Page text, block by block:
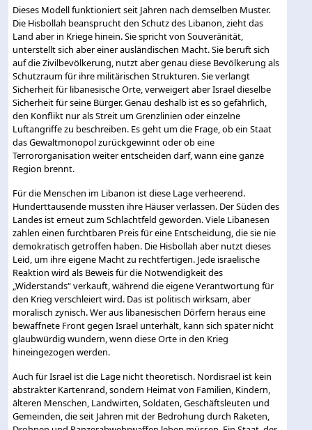
Dieses Modell funktioniert seit Jahren nach demselben Muster.
Die Hisbollah beansprucht den Schutz des Libanon, zieht das
Land aber in Kriege hinein. Sie spricht von Souveränität,
unterstellt sich aber einer ausländischen Macht. Sie beruft sich
auf die Zivilbevölkerung, nutzt aber genau diese Bevölkerung als
Schutzraum für ihre militärischen Strukturen. Sie verlangt
Sicherheit für libanesische Orte, verweigert aber Israel dieselbe
Sicherheit für seine Bürger. Genau deshalb ist es so gefährlich,
den Konflikt nur als Streit um Grenzlinien oder einzelne
Luftangriffe zu beschreiben. Es geht um die Frage, ob ein Staat
das Gewaltmonopol zurückgewinnt oder ob eine
Terrororganisation weiter entscheiden darf, wann eine ganze
Region brennt.
Für die Menschen im Libanon ist diese Lage verheerend.
Hunderttausende mussten ihre Häuser verlassen. Der Süden des
Landes ist erneut zum Schlachtfeld geworden. Viele Libanesen
zahlen einen furchtbaren Preis für eine Entscheidung, die sie nie
demokratisch getroffen haben. Die Hisbollah aber nutzt dieses
Leid, um ihre eigene Macht zu rechtfertigen. Jede israelische
Reaktion wird als Beweis für die Notwendigkeit des
„Widerstands“ verkauft, während die eigene Verantwortung für
den Krieg verschleiert wird. Das ist politisch wirksam, aber
moralisch zynisch. Wer aus libanesischen Dörfern heraus eine
bewaffnete Front gegen Israel unterhält, kann sich später nicht
glaubwürdig wundern, wenn diese Orte in den Krieg
hineingezogen werden.
Auch für Israel ist die Lage nicht theoretisch. Nordisrael ist kein
abstrakter Kartenrand, sondern Heimat von Familien, Kindern,
älteren Menschen, Landwirten, Soldaten, Geschäftsleuten und
Gemeinden, die seit Jahren mit der Bedrohung durch Raketen,